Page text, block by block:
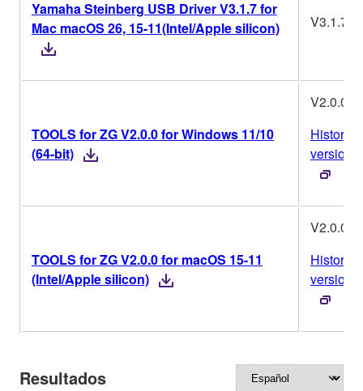
Yamaha Steinberg USB Driver V3.1.7 for
Mac macOS 26, 15-11(Intel/Apple silicon)
V3.1.7
TOOLS for ZG V2.0.0 for Windows 11/10
(64-bit)
V2.0.0
Historial
TOOLS for ZG V2.0.0 for macOS 15-11
(Intel/Apple silicon)
V2.0.0
Historial
Resultados